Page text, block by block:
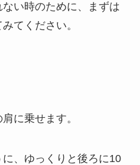
い時のために、まずは
てください。
に乗せます。
、ゆっくりと後ろに10